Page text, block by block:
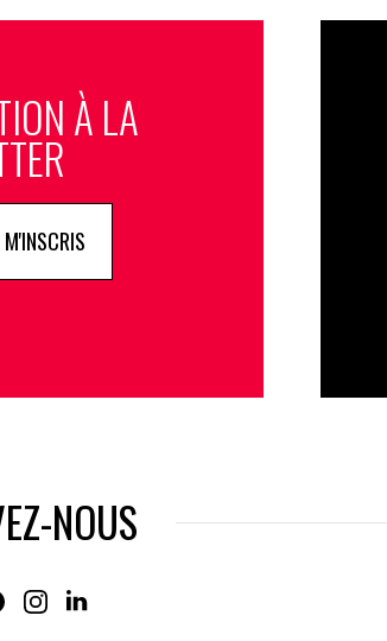
À LA
M'INSCRIS
NOUS